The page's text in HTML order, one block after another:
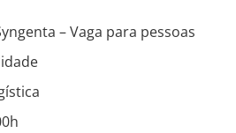
– Vaga para pessoas